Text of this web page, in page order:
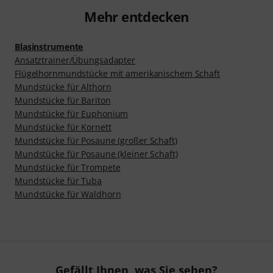
Mehr entdecken
Blasinstrumente
Ansatztrainer/Übungsadapter
Flügelhornmundstücke mit amerikanischem Schaft
Mundstücke für Althorn
Mundstücke für Bariton
Mundstücke für Euphonium
Mundstücke für Kornett
Mundstücke für Posaune (großer Schaft)
Mundstücke für Posaune (kleiner Schaft)
Mundstücke für Trompete
Mundstücke für Tuba
Mundstücke für Waldhorn
Gefällt Ihnen, was Sie sehen?